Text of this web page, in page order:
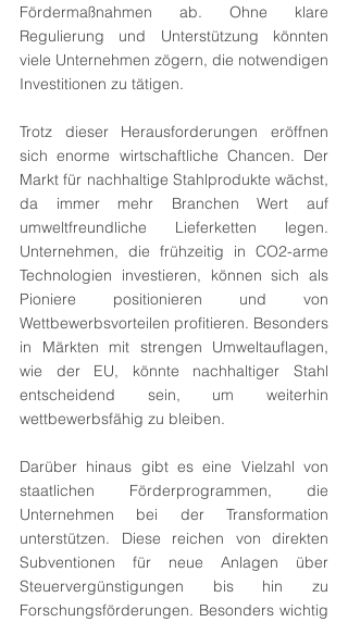
Fördermaßnahmen ab. Ohne klare
Regulierung und Unterstützung könnten
viele Unternehmen zögern, die notwendigen
Investitionen zu tätigen.
Trotz dieser Herausforderungen eröffnen
sich enorme wirtschaftliche Chancen. Der
Markt für nachhaltige Stahlprodukte wächst,
da immer mehr Branchen Wert auf
umweltfreundliche Lieferketten legen.
Unternehmen, die frühzeitig in CO2-arme
Technologien investieren, können sich als
Pioniere positionieren und von
Wettbewerbsvorteilen profitieren. Besonders
in Märkten mit strengen Umweltauflagen,
wie der EU, könnte nachhaltiger Stahl
entscheidend sein, um weiterhin
wettbewerbsfähig zu bleiben.
Darüber hinaus gibt es eine Vielzahl von
staatlichen Förderprogrammen, die
Unternehmen bei der Transformation
unterstützen. Diese reichen von direkten
Subventionen für neue Anlagen über
Steuervergünstigungen bis hin zu
Forschungsförderungen. Besonders wichtig